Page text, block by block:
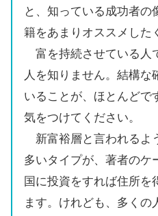
と、知っている成功者の
籍をあまりオススメした
富を持続させている人
人を知りません。結構な
いることが、ほとんどで
気をつけてください。
新富裕層と言われるよ
多いタイプが、著者のケ
国に投資をすれば住所を
ます。けれども、多くの